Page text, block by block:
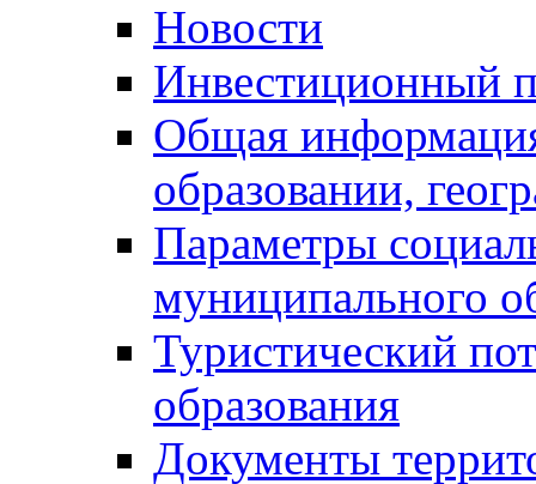
Новости
Инвестиционный
Общая
образовании,
Параметры
муниципального
Туристический
образования
Документы